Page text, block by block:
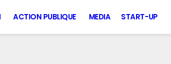
ACTION PUBLIQUE MEDIA START-UP